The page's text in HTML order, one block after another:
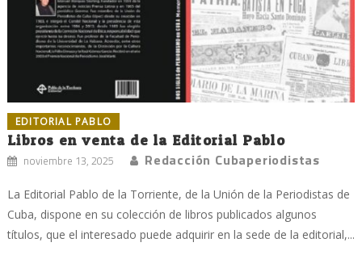
EDITORIAL PABLO
Libros en venta de la Editorial Pablo
noviembre 13, 2025 Redacción Cubaperiodistas
La Editorial Pablo de la Torriente, de la Unión de la Periodistas de
Cuba, dispone en su colección de libros publicados algunos
títulos, que el interesado puede adquirir en la sede de la editorial,...